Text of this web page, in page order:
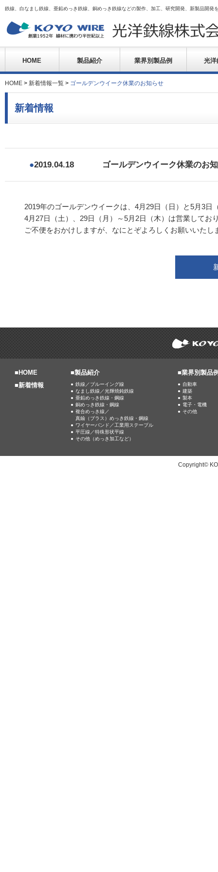
鉄線、白なまし鉄線、亜鉛めっき鉄線、銅めっき鉄線などの製作、加工、研究開発、新製品開発
HOME 製品紹介 業界別製品例 光洋
HOME > 新着情報一覧 > ゴールデンウイーク休業のお知らせ
新着情報
●2019.04.18 ゴールデンウイーク休業のお
2019年のゴールデンウイークは、4月29日（日）と5月3
4月27日（土）、29日（月）～5月2日（木）は営業してお
ご不便をおかけしますが、なにとぞよろしくお願いいたし
■ HOME
■新着情報
■製品紹介
鉄線／ブルーイング線
なまし鉄線／光輝焼鈍鉄線
亜鉛めっき鉄線・鋼線
銅めっき鉄線・鋼線
複合めっき線／
真鍮（ブラス）めっき鉄線・鋼線
ワイヤーバンド／工業用ステープル
平圧線／特殊形状平線
その他（めっき加工など）
■業界別製品
自動車
建築
製本
電子・電機
その他
Copyright©